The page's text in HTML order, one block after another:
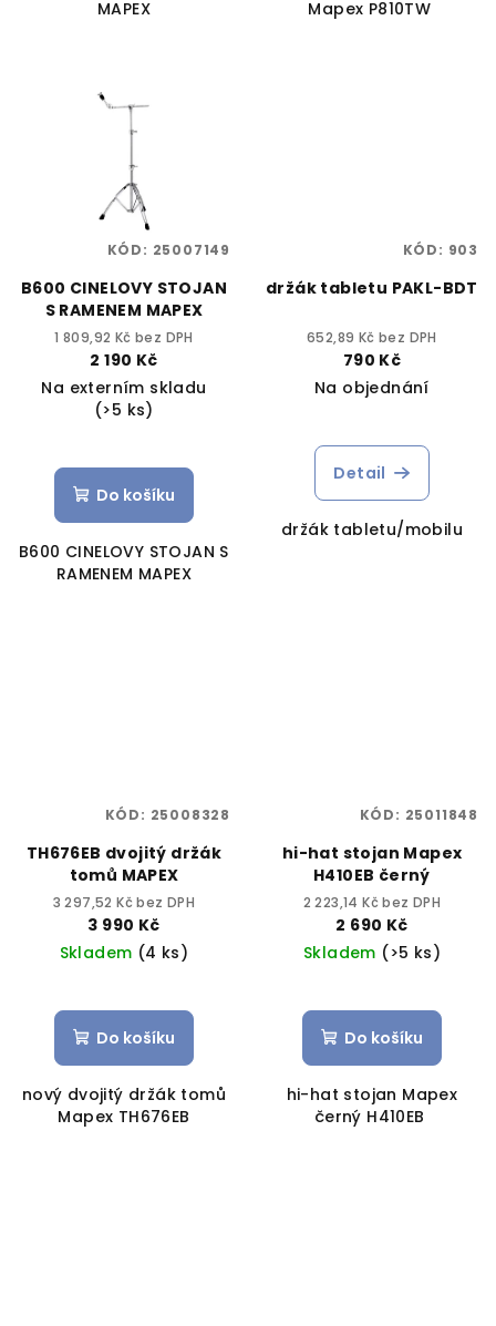
MAPEX
Mapex P810TW
B600 CINELOVY STOJAN
S RAMENEM MAPEX
1 809,92 Kč bez DPH
2 190 Kč
Na externím skladu
(>5 ks)
Do košíku
B600 CINELOVY STOJAN S
RAMENEM MAPEX
KÓD: 25007149
držák tabletu PAKL-BDT
652,89 Kč bez DPH
790 Kč
Na objednání
Detail
držák tabletu/mobilu
KÓD: 903
TH676EB dvojitý držák
tomů MAPEX
3 297,52 Kč bez DPH
3 990 Kč
Skladem (4 ks)
Do košíku
nový dvojitý držák tomů
Mapex TH676EB
KÓD: 25008328
hi-hat stojan Mapex
H410EB černý
2 223,14 Kč bez DPH
2 690 Kč
Skladem (>5 ks)
Do košíku
hi-hat stojan Mapex
černý H410EB
KÓD: 25011848